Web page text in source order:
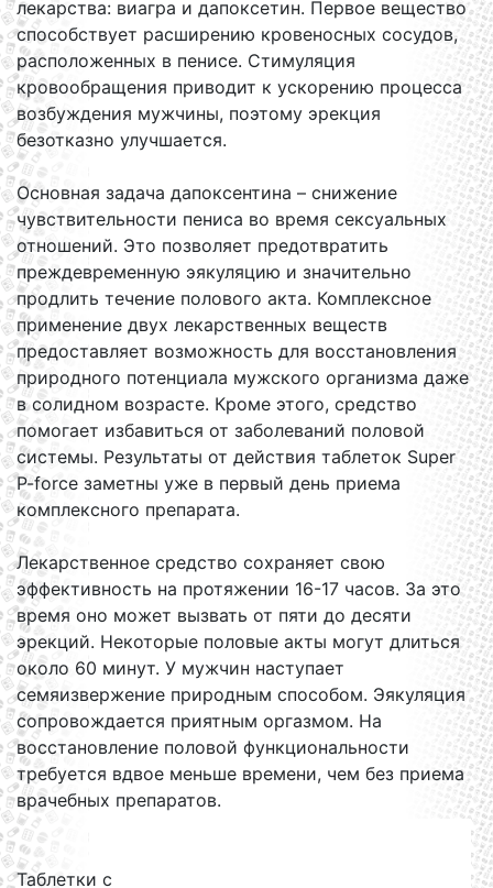
лекарства: виагра и дапоксетин. Первое вещество
способствует расширению кровеносных сосудов,
расположенных в пенисе. Стимуляция
кровообращения приводит к ускорению процесса
возбуждения мужчины, поэтому эрекция
безотказно улучшается.
Основная задача дапоксентина – снижение
чувствительности пениса во время сексуальных
отношений. Это позволяет предотвратить
преждевременную эякуляцию и значительно
продлить течение полового акта. Комплексное
применение двух лекарственных веществ
предоставляет возможность для восстановления
природного потенциала мужского организма даже
в солидном возрасте. Кроме этого, средство
помогает избавиться от заболеваний половой
системы. Результаты от действия таблеток Super
P-force заметны уже в первый день приема
комплексного препарата.
Лекарственное средство сохраняет свою
эффективность на протяжении 16-17 часов. За это
время оно может вызвать от пяти до десяти
эрекций. Некоторые половые акты могут длиться
около 60 минут. У мужчин наступает
семяизвержение природным способом. Эякуляция
сопровождается приятным оргазмом. На
восстановление половой функциональности
требуется вдвое меньше времени, чем без приема
врачебных препаратов.
Таблетки с